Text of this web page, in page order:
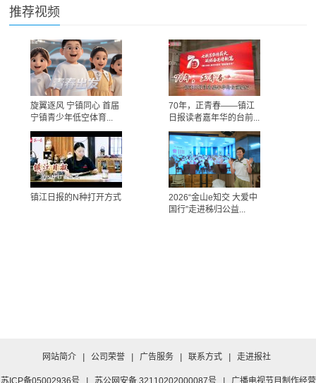
推荐视频
旋翼逐风 宁镇同心 首届
宁镇青少年低空体育...
70年，正青春——镇江
日报读者嘉年华的台前...
镇江日报的N种打开方式
2026“金山e知交 大爱中
国行”走进秭归公益...
网站简介 | 公司荣誉 | 广告服务 | 联系方式 | 走进报社
苏ICP备05002936号 | 苏公网安备 32110202000087号 | 广播电视节目制作经营